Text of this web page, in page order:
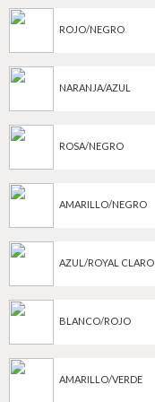
ROJO/NEGRO
NARANJA/AZUL
ROSA/NEGRO
AMARILLO/NEGRO
AZUL/ROYAL CLARO
BLANCO/ROJO
AMARILLO/VERDE